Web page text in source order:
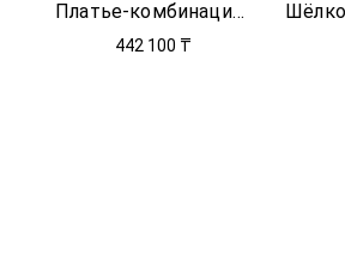
Платье-комбинация с кружевом
442 100 ₸